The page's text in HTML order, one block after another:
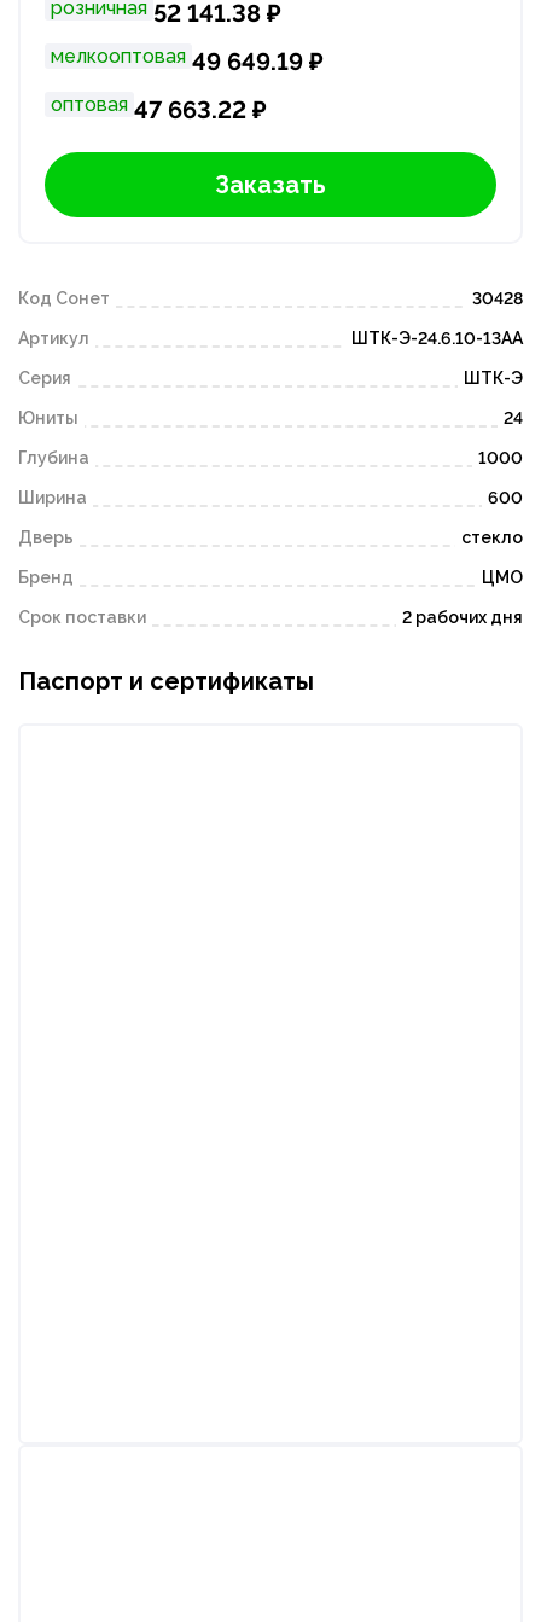
розничная 52 141.38 ₽
мелкооптовая 49 649.19 ₽
оптовая 47 663.22 ₽
Заказать
Код Сонет 30428
Артикул ШТК-Э-24.6.10-13АА
Серия ШТК-Э
Юниты 24
Глубина 1000
Ширина 600
Дверь стекло
Бренд ЦМО
Срок поставки 2 рабочих дня
Паспорт и сертификаты